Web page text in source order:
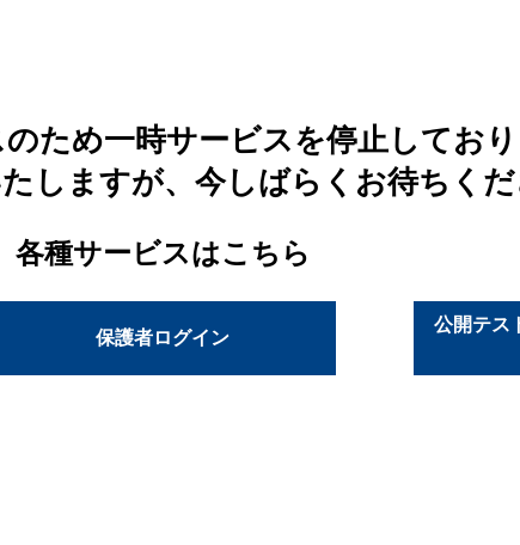
ため一時サービスを停止しており
しますが、今しばらくお待ちくだ
各種サービスはこちら
保護者ログイン
公開テス